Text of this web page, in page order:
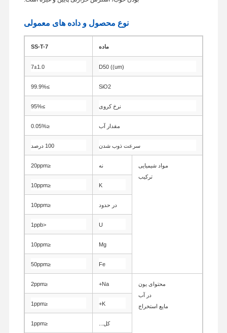
نوع محصول و داده های معمولی
ماده SS-T-7
D50 ((um)
7±1.0
SiO2
≥99.9%
نرخ کروی ≥95%
مقدار آب ≤0.05%
سرعت ذوب شدن 100 درصد
مواد شیمیایی
ترکیب
نه ≤20ppm
K
≤10ppm
در حدود ≤10ppm
U
<1ppb
Mg
≤10ppm
Fe
≤50ppm
محتوای یون
در آب
مایع استخراج
Na+
≤2ppm
K+
≤1ppm
کل... ≤1ppm